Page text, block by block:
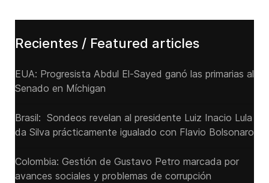
Recientes / Featured articles
EUA: Progresista Abdul El-Sayed ganó las primarias al
Senado ‌en Míchigan
Brasil: Sondeos revelan al presidente Luiz Inacio Lula
da Silva prácticamente igualado con Flavio Bolsonaro
Colombia: Gestión de Gustavo Petro marcada por
avances sociales y problemas de corrupción